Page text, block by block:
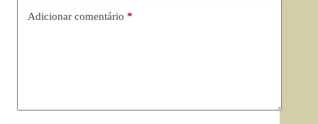
Adicionar comentário *